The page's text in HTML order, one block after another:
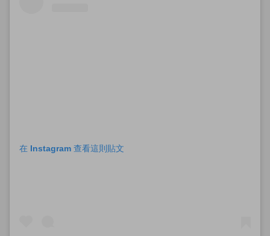
在 Instagram 查看這則貼文